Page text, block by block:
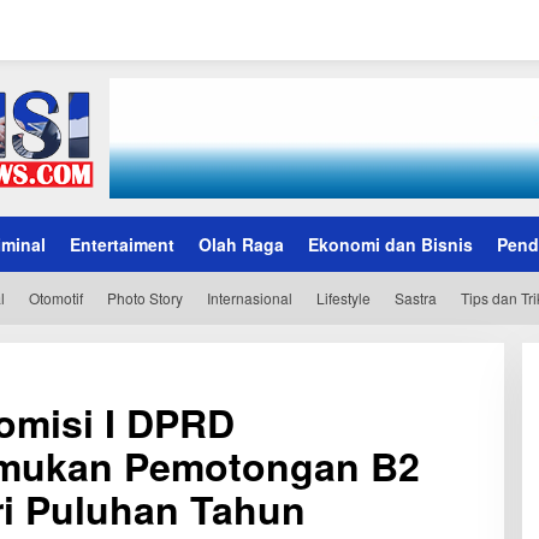
Entertaiment Olah Raga Ekonomi dan Bisnis
Otomotif Photo Story Internasional Lifestyle Sastra Tips dan
I DPRD
Pemotongan B2
Puluhan Tahun